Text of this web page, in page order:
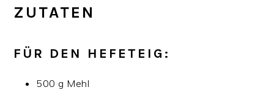
ZUTATEN
FÜR DEN HEFETEIG:
500 g Mehl